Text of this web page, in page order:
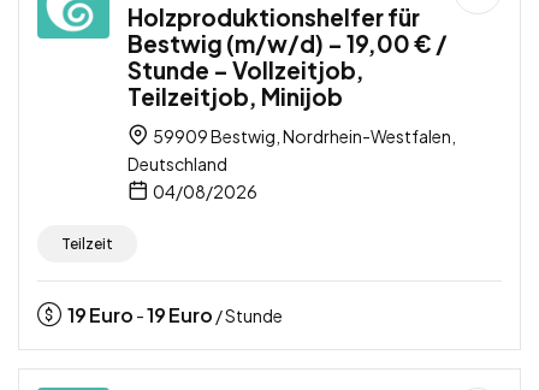
Holzproduktionshelfer für
Bestwig (m/w/d) – 19,00 € /
Stunde – Vollzeitjob,
Teilzeitjob, Minijob
59909 Bestwig, Nordrhein-Westfalen,
Deutschland
04/08/2026
Teilzeit
19Euro -19Euro / Stunde